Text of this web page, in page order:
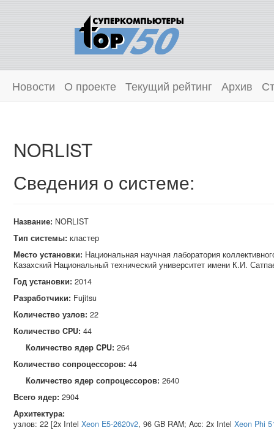
Новости О проекте Текущий рейтинг Архив
NORLIST
Сведения о системе:
Название: NORLIST
Тип системы: кластер
Место установки: Национальная научная лаборатория
Казахский Национальный технический университет имени К.И.
Год установки: 2014
Разработчики: Fujitsu
Количество узлов: 22
Количество CPU: 44
Количество ядер CPU: 264
Количество сопроцессоров: 44
Количество ядер сопроцессоров: 2640
Всего ядер: 2904
Архитектура:
узлов: 22 [2x Intel Xeon E5-2620v2, 96 GB RAM; Acc: 2x Intel Xeon Phi